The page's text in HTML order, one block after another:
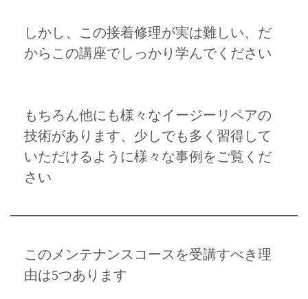
しかし、この接着修理が実は難しい、だ
からこの講座でしっかり学んでください
もちろん他にも様々なイージーリペアの
技術があります、少しでも多く習得して
いただけるように様々な事例をご覧くだ
さい
このメンテナンスコースを受講すべき理
由は5つあります